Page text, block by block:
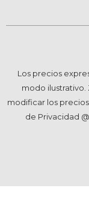
Los precios
modo
modificar los
de Privacidad